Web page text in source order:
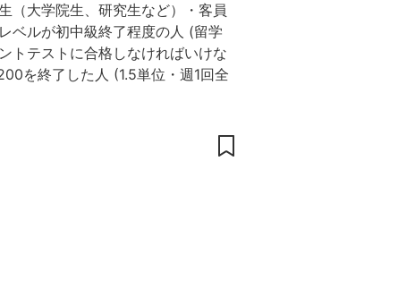
（大学院生、研究生など）・客員
ベルが初中級終了程度の人 (留学
トテストに合格しなければいけな
を終了した人 (1.5単位 ・ 週1回全